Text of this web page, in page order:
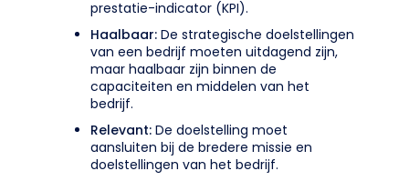
prestatie-indicator (KPI).
Haalbaar: De strategische doelstellingen
van een bedrijf moeten uitdagend zijn,
maar haalbaar zijn binnen de
capaciteiten en middelen van het
bedrijf.
Relevant: De doelstelling moet
aansluiten bij de bredere missie en
doelstellingen van het bedrijf.